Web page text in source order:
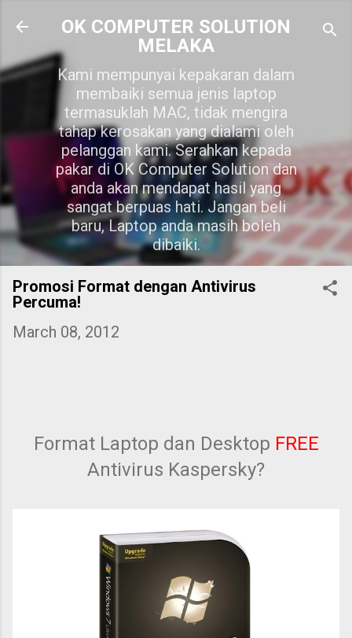
Skip to main content
OK COMPUTER SOLUTION
MELAKA
Kami mempunyai kepakaran dalam
membaiki semua jenis laptop
termasuklah MAC, tidak mengira
tahap kerosakan yang dialami oleh
pelanggan kami. Serahkan kepada
pakar di OK Computer Solution dan
anda akan mendapat hasil yang
sangat berpuas hati. Jangan beli
baru, Laptop anda masih boleh
dibaiki.
Promosi Format dengan Antivirus
Percuma!
March 08, 2012
Format Laptop dan Desktop FREE
Antivirus Kaspersky?